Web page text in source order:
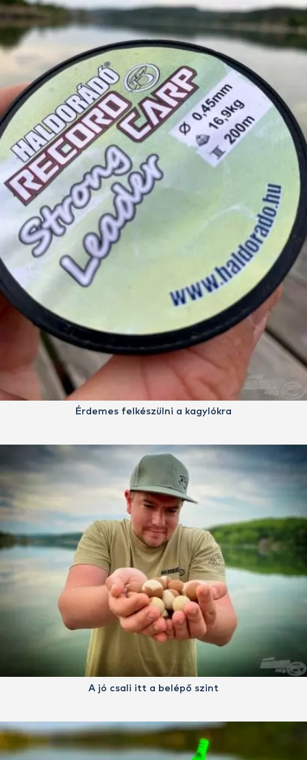
Érdemes felkészülni a kagylókra
A jó csali itt a belépő szint